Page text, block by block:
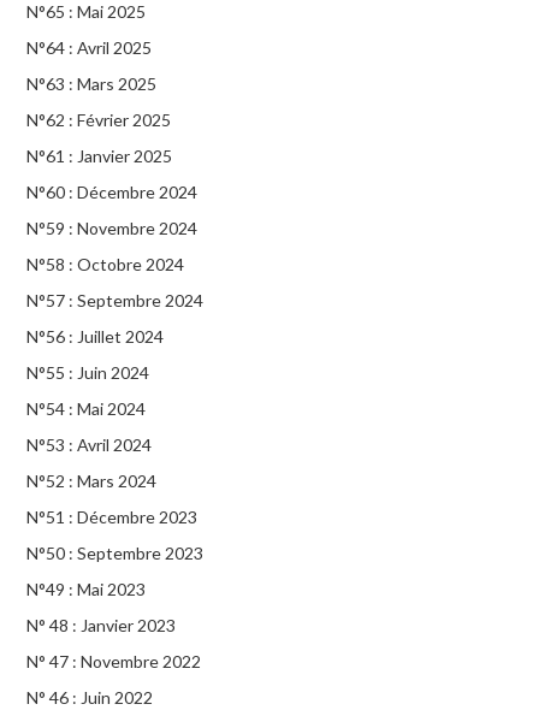
N°65 : Mai 2025
N°64 : Avril 2025
N°63 : Mars 2025
N°62 : Février 2025
N°61 : Janvier 2025
N°60 : Décembre 2024
N°59 : Novembre 2024
N°58 : Octobre 2024
N°57 : Septembre 2024
N°56 : Juillet 2024
N°55 : Juin 2024
N°54 : Mai 2024
N°53 : Avril 2024
N°52 : Mars 2024
N°51 : Décembre 2023
N°50 : Septembre 2023
N°49 : Mai 2023
N° 48 : Janvier 2023
N° 47 : Novembre 2022
N° 46 : Juin 2022